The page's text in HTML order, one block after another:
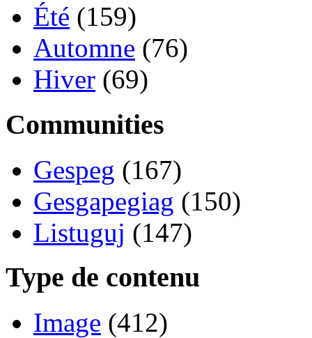
Été (159)
Automne (76)
Hiver (69)
Communities
Gespeg (167)
Gesgapegiag (150)
Listuguj (147)
Type de contenu
Image (412)